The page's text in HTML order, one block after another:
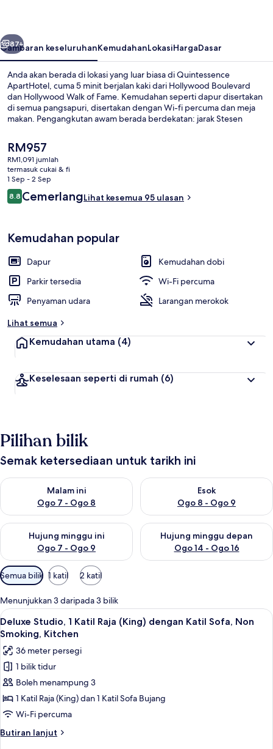
Seterusnya
87+
Gambaran keseluruhanKemudahanLokasiHargaDasar
Anda akan berada di lokasi yang luar biasa di Quintessence
ApartHotel, cuma 5 minit berjalan kaki dari Hollywood Boulevard
dan Hollywood Walk of Fame. Kemudahan seperti dapur disertakan
di semua pangsapuri, disertakan dengan Wi-fi percuma dan meja
makan. Pengangkutan awam berada berdekatan: jarak Stesen
Harga
semasa
ialah
RM957
RM957
RM1,091 jumlah
termasuk cukai & fi
1 Sep - 2 Sep
Ulasan
8.88.8 daripada 10
CemerlangLihat kesemua 95 ulasan
Kemudahan popular
Dapur
Kemudahan dobi
Parkir tersedia
Wi-Fi percuma
Penyaman udara
Larangan merokok
Lihat semua
Kemudahan utama (4)
Keselesaan seperti di rumah (6)
Pilihan bilik
Semak ketersediaan untuk tarikh ini
Malam ini
Ogo 7 - Ogo 8
Semak ketersediaan untuk malam ini Ogo 7 - Ogo 8
Esok
Ogo 8 - Ogo 9
Semak ketersediaan untuk
Hujung minggu ini
Ogo 7 - Ogo 9
Semak ketersediaan untuk hujung minggu ini Ogo 7 - Ogo 9
Hujung minggu depan
Ogo 14 - Ogo 16
Semak ketersediaan untuk
Penapis
yang
tersedia
untuk
bilik
Semua bilik 1 katil 2 katil
Menunjukkan 3 daripada 3 bilik
Lihat
semua
foto
untuk
Deluxe
Studio,
1
Katil
Raja
(King)
Deluxe Studio, 1 Katil Raja (King)
26
Deluxe Studio, 1 Katil Raja (King) dengan Katil Sofa, Non
Smoking, Kitchen
36 meter persegi
1 bilik tidur
Boleh menampung 3
1 Katil Raja (King) dan 1 Katil Sofa Bujang
Wi-Fi percuma
Butiran lanjut
Butiran